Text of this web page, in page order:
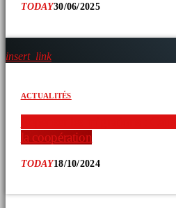
TODAY30/06/2025
insert_link
ACTUALITÉS
Repenser les migrations :
la coopération
TODAY18/10/2024